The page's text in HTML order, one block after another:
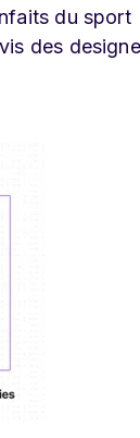
du sport
des